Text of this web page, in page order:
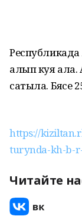
Республикада
алып куя ала.
сатыла. Бәясе
https://
turynda-kh-b-
Читайте